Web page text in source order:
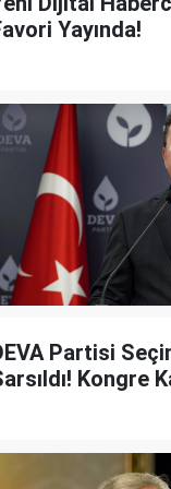
Yayında!
Partisi
Kongre